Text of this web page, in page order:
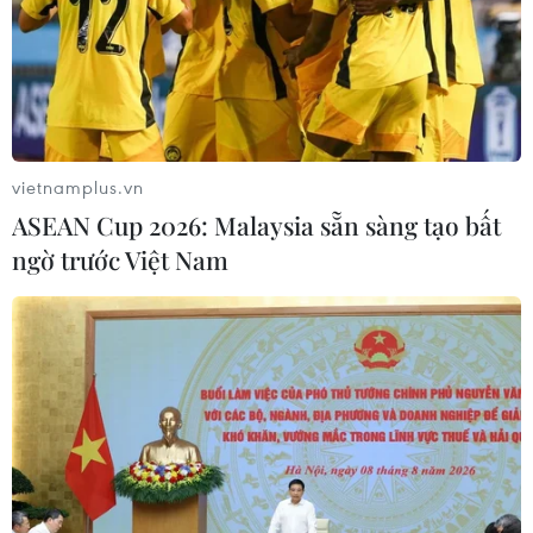
10/08/2026 09:44
Chứng khoán châu Á khởi sắc nhờ kỳ
vọng Fed giữ nguyên lãi suất
10/08/2026 09:41
VN-Index tăng gần 9 điểm nhờ nhóm
ngân hàng và năng lượng
10/08/2026 09:30
Khơi thông dòng vốn, đổi mới
phương thức cho vay, nâng cao năng
vietnamplus.vn
ASEAN Cup 2026: Malaysia sẵn sàng tạo bất
ngờ trước Việt Nam